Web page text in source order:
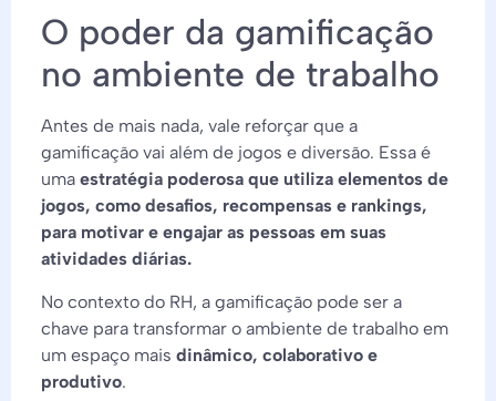
O poder da gamificação
no ambiente de trabalho
Antes de mais nada, vale reforçar que a
gamificação vai além de jogos e diversão. Essa é
uma estratégia poderosa que utiliza elementos de
jogos, como desafios, recompensas e rankings,
para motivar e engajar as pessoas em suas
atividades diárias.
No contexto do RH, a gamificação pode ser a
chave para transformar o ambiente de trabalho em
um espaço mais dinâmico, colaborativo e
produtivo.